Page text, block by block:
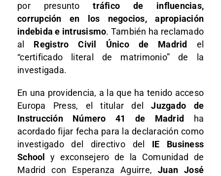
por presuntotráfico de influencias,
corrupción en los negocios, apropiación
indebida e intrusismo. También ha reclamado
al Registro Civil Único de Madrid
el
“certificado literal de matrimonio” de la
investigada.
En una providencia, a la que ha tenido acceso
Europa Press, el titular delJuzgado de
Instrucción Número 41 de Madrid
ha
acordado fijar fecha para la declaración como
investigado del directivo del IE Business
School
y exconsejero de la Comunidad de
Madrid con Esperanza Aguirre,Juan José